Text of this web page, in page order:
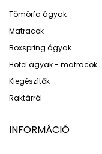
Tömörfa ágyak
Matracok
Boxspring ágyak
Hotel ágyak - matracok
Kiegészítők
Raktárról
INFORMÁCIÓ